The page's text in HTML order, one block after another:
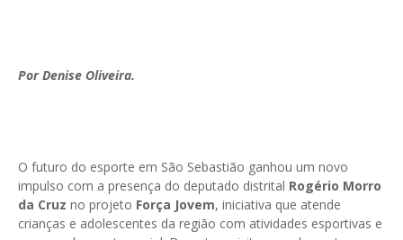
Por Denise Oliveira.
O futuro do esporte em São Sebastião ganhou um novo
impulso com a presença do deputado distrital Rogério Morro
da Cruz no projeto Força Jovem, iniciativa que atende
crianças e adolescentes da região com atividades esportivas e